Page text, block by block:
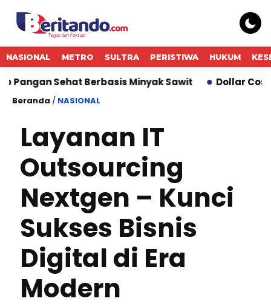
NASIONAL METRO SULTRA PERISTIWA HUKUM
Berbasis Minyak Sawit Dollar Cost
Beranda / NASIONAL
Layanan IT
Outsourcing
Nextgen – Kunci
Sukses Bisnis
Digital di Era
Modern